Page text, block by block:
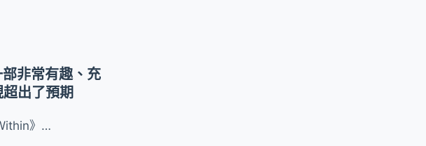
非常有趣、充
出了預期
》…